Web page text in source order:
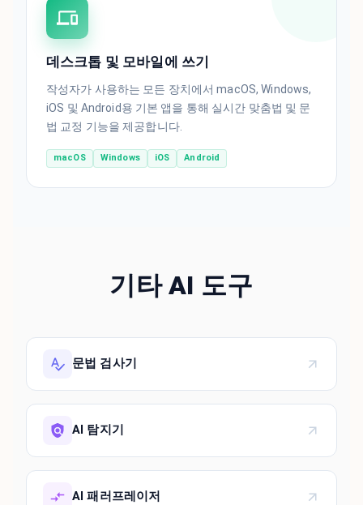
데스크톱 및 모바일에 쓰기
작성자가 사용하는 모든 장치에서 macOS, Windows,
iOS 및 Android용 기본 앱을 통해 실시간 맞춤법 및 문
법 교정 기능을 제공합니다.
macOS Windows iOS Android
기타 AI 도구
문법 검사기
AI 탐지기
AI 패러프레이저